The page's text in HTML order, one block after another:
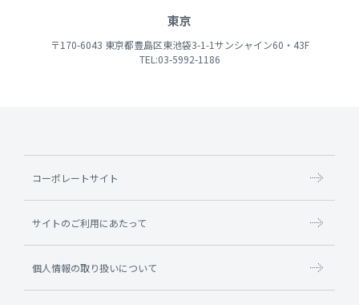
東京
〒170-6043 東京都豊島区東池袋3-1-1サンシャイン60・43F
TEL:03-5992-1186
コーポレートサイト
サイトのご利用にあたって
個人情報の取り扱いについて